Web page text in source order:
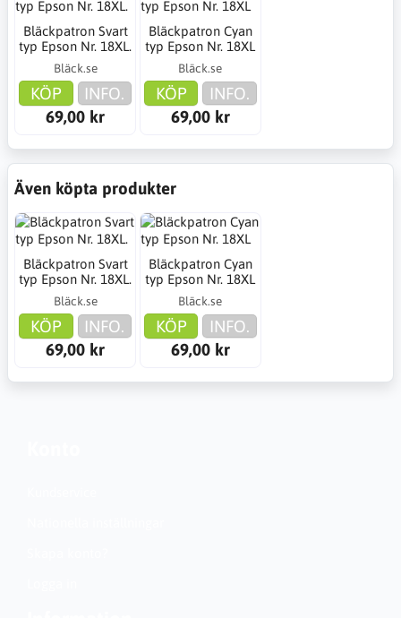
Bläckpatron Svart
typ Epson Nr. 18XL.
Bläck.se
KÖP
INFO.
69,00 kr
Bläckpatron Cyan
typ Epson Nr. 18XL
Bläck.se
KÖP
INFO.
69,00 kr
Även köpta produkter
Bläckpatron Svart
typ Epson Nr. 18XL.
Bläck.se
KÖP
INFO.
69,00 kr
Bläckpatron Cyan
typ Epson Nr. 18XL
Bläck.se
KÖP
INFO.
69,00 kr